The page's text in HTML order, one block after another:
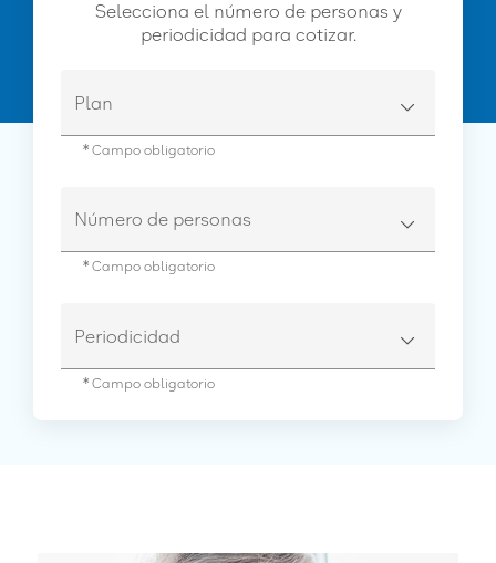
Selecciona el número de personas y
periodicidad para cotizar.
Plan
* Campo obligatorio
Número de personas
* Campo obligatorio
Periodicidad
* Campo obligatorio